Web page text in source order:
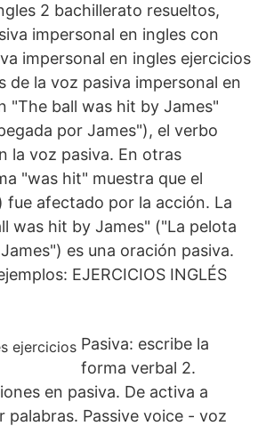
2 bachillerato resueltos,
impersonal en ingles con
impersonal en ingles ejercicios
de la voz pasiva impersonal en
"The ball was hit by James"
por James"), el verbo
la voz pasiva. En otras
"was hit" muestra que el
fue afectado por la acción. La
was hit by James" ("La pelota
es una oración pasiva.
EJERCICIOS INGLÉS
Pasiva: escribe la
forma verbal 2.
en pasiva. De activa a
palabras. Passive voice - voz